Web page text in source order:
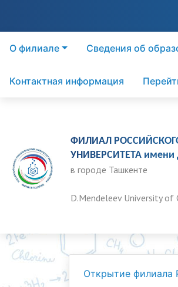
О филиале Сведения об
Контактная информация
ФИЛИАЛ
УНИВЕРСИТЕТА имени
в городе Ташкенте
D.Mendeleev University of
Открытие филиала